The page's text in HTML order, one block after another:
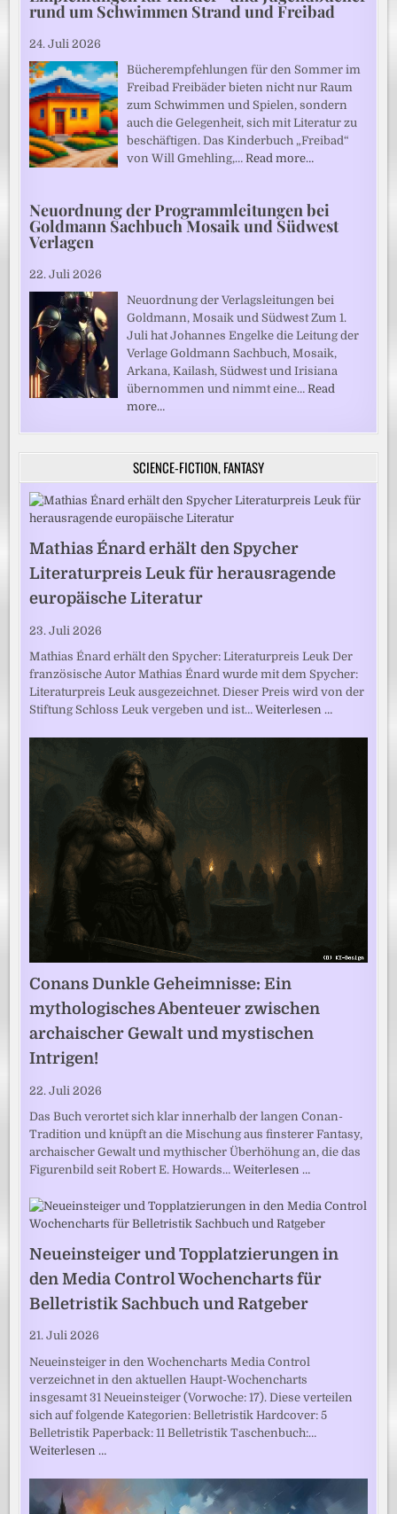
rund um Schwimmen Strand und Freibad
24. Juli 2026
Bücherempfehlungen für den Sommer im
Freibad Freibäder bieten nicht nur Raum
zum Schwimmen und Spielen, sondern
auch die Gelegenheit, sich mit Literatur zu
beschäftigen. Das Kinderbuch „Freibad“
von Will Gmehling,…Read more…
Neuordnung der Programmleitungen bei
Goldmann Sachbuch Mosaik und Südwest
Verlagen
22. Juli 2026
Neuordnung der Verlagsleitungen bei
Goldmann, Mosaik und Südwest Zum 1.
Juli hat Johannes Engelke die Leitung der
Verlage Goldmann Sachbuch, Mosaik,
Arkana, Kailash, Südwest und Irisiana
übernommen und nimmt eine…Read
more…
SCIENCE-FICTION, FANTASY
Mathias Énard erhält den Spycher
Literaturpreis Leuk für herausragende
europäische Literatur
23. Juli 2026
Mathias Énard erhält den Spycher: Literaturpreis Leuk Der
französische Autor Mathias Énard wurde mit dem Spycher:
Literaturpreis Leuk ausgezeichnet. Dieser Preis wird von der
Stiftung Schloss Leuk vergeben und ist…Weiterlesen …
Conans Dunkle Geheimnisse: Ein
mythologisches Abenteuer zwischen
archaischer Gewalt und mystischen
Intrigen!
22. Juli 2026
Das Buch verortet sich klar innerhalb der langen Conan-
Tradition und knüpft an die Mischung aus finsterer Fantasy,
archaischer Gewalt und mythischer Überhöhung an, die das
Figurenbild seit Robert E. Howards…Weiterlesen …
Neueinsteiger und Topplatzierungen in
den Media Control Wochencharts für
Belletristik Sachbuch und Ratgeber
21. Juli 2026
Neueinsteiger in den Wochencharts Media Control
verzeichnet in den aktuellen Haupt-Wochencharts
insgesamt 31 Neueinsteiger (Vorwoche: 17). Diese verteilen
sich auf folgende Kategorien: Belletristik Hardcover: 5
Belletristik Paperback: 11 Belletristik Taschenbuch:…
Weiterlesen …